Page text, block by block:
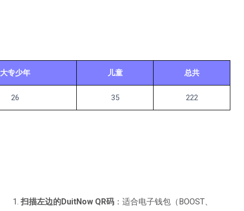
大专少年 儿童 总共
26 35 222
扫描左边的DuitNow QR码：适合电子钱包（BOOST、